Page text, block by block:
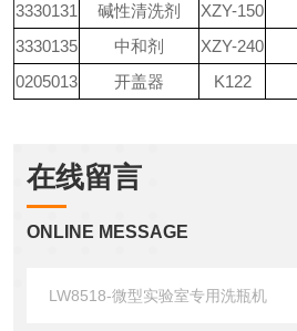
3330131
碱性清洗剂 XZY-150
3330135
中和剂 XZY-240
0205013
开盖器 K122
在线留言
ONLINE MESSAGE